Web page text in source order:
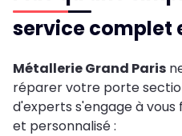
service complet
Métallerie Grand Paris
réparer votre porte
d'experts s'engage à
et personnalisé :